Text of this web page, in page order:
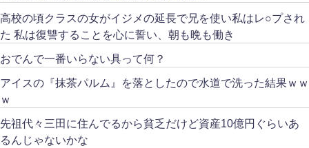
高校の頃クラスの女がイジメの延長で兄を使い私はレ○プされ
た 私は復讐することを心に誓い、朝も晩も働き
おでんで一番いらない具って何？
アイスの『抹茶パルム』を落としたので水道で洗った結果ｗｗ
ｗ
先祖代々三田に住んでるから貧乏だけど資産10億円ぐらいあ
るんじゃないかな